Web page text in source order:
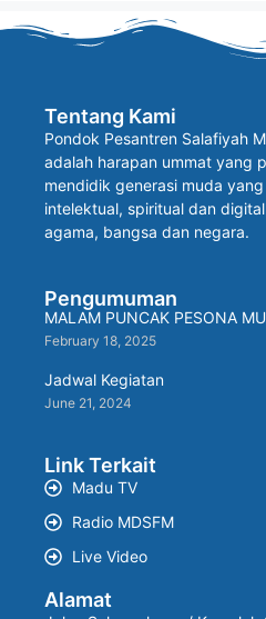
Tentang Kami
Pondok Pesantren Salafiyah
adalah harapan ummat yang
mendidik generasi muda
intelektual, spiritual dan
agama, bangsa dan negara.
Pengumuman
MALAM PUNCAK PESONA
February 18, 2025
Jadwal Kegiatan
June 21, 2024
Link Terkait
Madu TV
Radio MDSFM
Live Video
Alamat